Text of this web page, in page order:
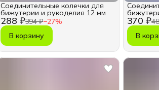
288 ₽394 ₽−27%
Соединительные колечки для
бижутерии и рукоделия 12 мм
В корзину
370 ₽
В